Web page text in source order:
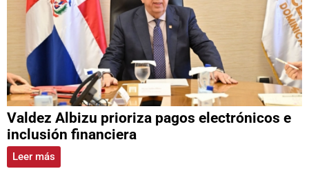
Valdez Albizu prioriza pagos electrónicos e
inclusión financiera
Leer más